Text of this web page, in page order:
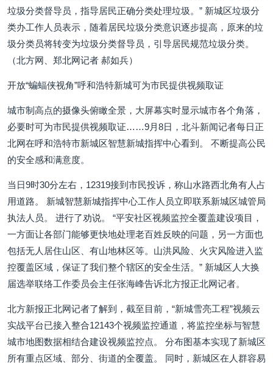
垃圾分类督导员，指导居民正确分类处理垃圾。” 新城区垃圾分
类办工作人员表示，随着居民垃圾分类意识逐步提高，原来的垃
圾分类员将转变为垃圾分类督导员，引导居民规范垃圾分类。
（北方网、郑北网记者 郝如兵）
开放“蝙蝠侠视角”呼和浩特新城可为市民提供视频取证
城市制高点的摄像头俯瞰全景，大屏幕实时显示城市各个角落，
必要时可为市民提供视频取证……9月8日，北斗新闻记者每日正
北网在呼和浩特市新城区智慧新城指挥中心看到。 不断提高公民
的安全感和满意度。
当日9时30分左右，12319接到市民投诉，称山水路西北角有人占
用道路。 新城智慧新城指挥中心工作人员立即联系新城区城管局
执法人员。 进行了劝说。 “平安社区视频监控全覆盖建设项目，
一方面让各部门能够更快地处理老百姓反映的问题，另一方面也
包括无人居住山区、有山地林区等。山洪风险、火灾风险进入监
控覆盖区域，保证了我们整个辖区的安全生活。” 新城区人大换
届选举联络工作委员会主任张海峰告诉北方报正北网记者。
北方新报正北网记者了解到，截至目前，“新城雪亮工程”视频云
实战平台已接入整合12143个视频监控通道，将监控坐标与智慧
城市地图数据相结合建设视频监控点。 分布图基本实现了新城区
所有重点区域、部分、街道的全覆盖。 同时，新城区在人群容易